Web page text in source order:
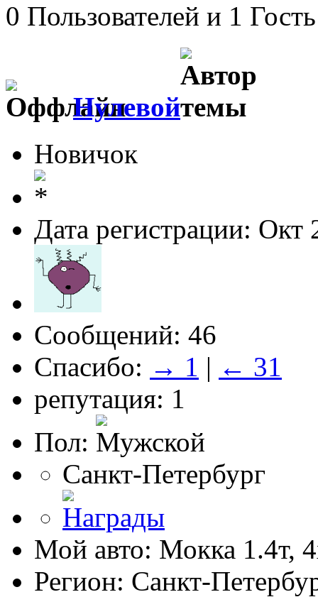
0 Пользователей и 1
Нулевой
Новичок
Дата регистрации: Окт
Сообщений: 46
Спасибо: → 1 | ← 31
репутация: 1
Пол:
Санкт-Петербург
Мой авто: Мокка 1.4т,
Регион: Санкт-